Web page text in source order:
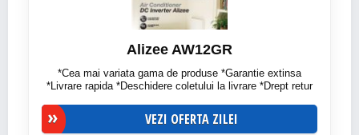
Alizee AW12GR
*Cea mai variata gama de produse *Garantie extinsa
*Livrare rapida *Deschidere coletului la livrare *Drept retur
VEZI OFERTA ZILEI